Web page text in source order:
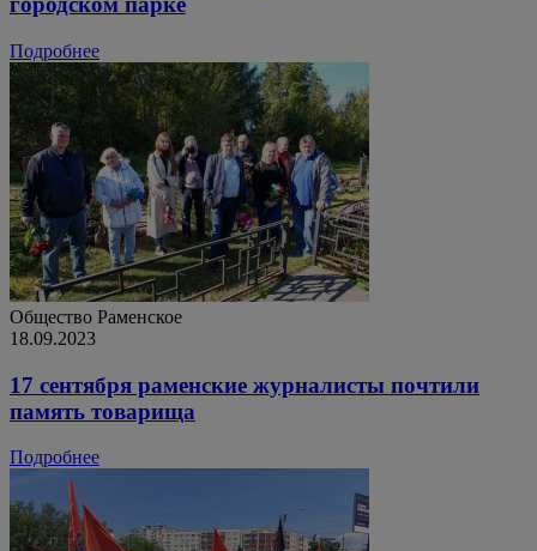
Подробнее
Общество Раменское
18.09.2023
17 сентября раменские журналисты почтили
память товарища
Подробнее